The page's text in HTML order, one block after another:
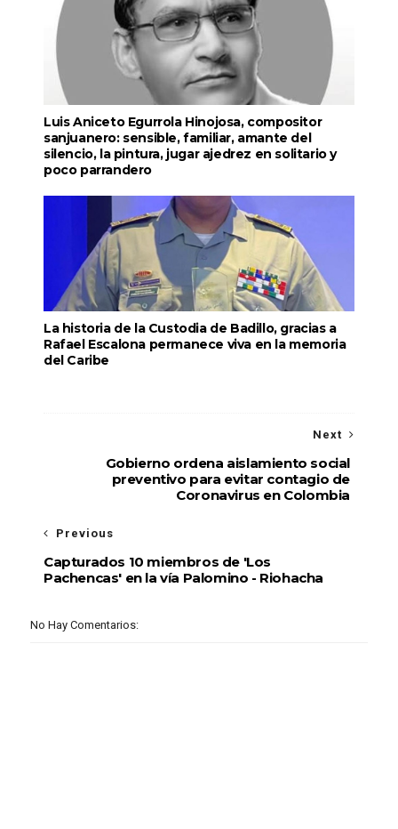
Luis Aniceto Egurrola Hinojosa, compositor
sanjuanero: sensible, familiar, amante del
silencio, la pintura, jugar ajedrez en solitario y
poco parrandero
La historia de la Custodia de Badillo, gracias a
Rafael Escalona permanece viva en la memoria
del Caribe
Next
Gobierno ordena aislamiento social
preventivo para evitar contagio de
Coronavirus en Colombia
Previous
Capturados 10 miembros de 'Los
Pachencas' en la vía Palomino - Riohacha
No Hay Comentarios: